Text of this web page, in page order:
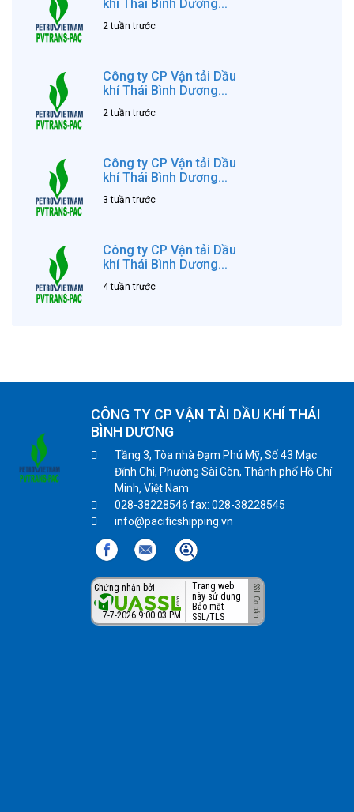
khí Thái Bình Dương...
2 tuần trước
Công ty CP Vận tải Dầu
khí Thái Bình Dương...
2 tuần trước
Công ty CP Vận tải Dầu
khí Thái Bình Dương...
3 tuần trước
Công ty CP Vận tải Dầu
khí Thái Bình Dương...
4 tuần trước
CÔNG TY CP VẬN TẢI DẦU KHÍ THÁI
BÌNH DƯƠNG
Tầng 3, Tòa nhà Đạm Phú Mỹ, Số 43 Mạc
Đĩnh Chi, Phường Sài Gòn, Thành phố Hồ Chí
Minh, Việt Nam
028-38228546 fax: 028-38228545
info@pacificshipping.vn
Chứng nhận bởi
7-7-2026 9:00:04 PM
Trang web
này sử dụng
Bảo mật
SSL/TLS